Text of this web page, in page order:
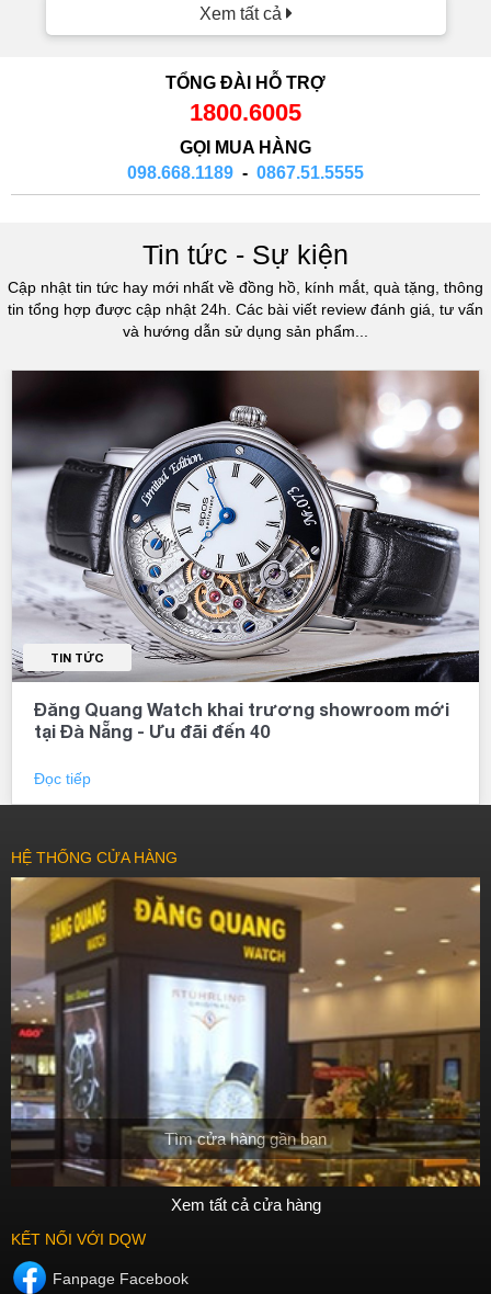
Xem tất cả
TỔNG ĐÀI HỖ TRỢ
1800.6005
GỌI MUA HÀNG
098.668.1189 - 0867.51.5555
Tin tức - Sự kiện
Cập nhật tin tức hay mới nhất về đồng hồ, kính mắt, quà tặng, thông
tin tổng hợp được cập nhật 24h. Các bài viết review đánh giá, tư vấn
và hướng dẫn sử dụng sản phẩm...
TIN TỨC
Đăng Quang Watch khai trương showroom mới
tại Đà Nẵng - Ưu đãi đến 40
Đọc tiếp
HỆ THỐNG CỬA HÀNG
Tìm cửa hàng gần bạn
Xem tất cả cửa hàng
KẾT NỐI VỚI DQW
Fanpage Facebook